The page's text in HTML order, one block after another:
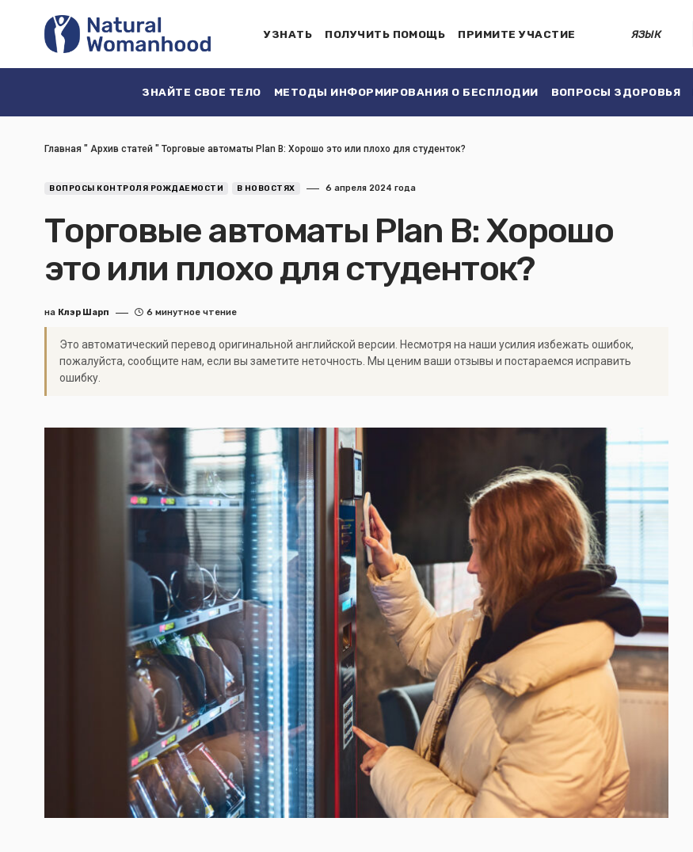
УЗНАТЬ ПОЛУЧИТЬ ПОМОЩЬ ПРИМИТЕ УЧАСТИЕ ЯЗЫК
ЗНАЙТЕ СВОЕ ТЕЛО МЕТОДЫ ИНФОРМИРОВАНИЯ О БЕСПЛОДИИ ВОПРОСЫ ЗДОРОВЬЯ
Главная " Архив статей " Торговые автоматы Plan B: Хорошо это или плохо для студенток?
ВОПРОСЫ КОНТРОЛЯ РОЖДАЕМОСТИ В НОВОСТЯХ 6 апреля 2024 года
Торговые автоматы Plan B: Хорошо
это или плохо для студенток?
на Клэр Шарп 6 минутное чтение
Это автоматический перевод оригинальной английской версии. Несмотря на наши усилия избежать ошибок,
пожалуйста, сообщите нам, если вы заметите неточность. Мы ценим ваши отзывы и постараемся исправить
ошибку.